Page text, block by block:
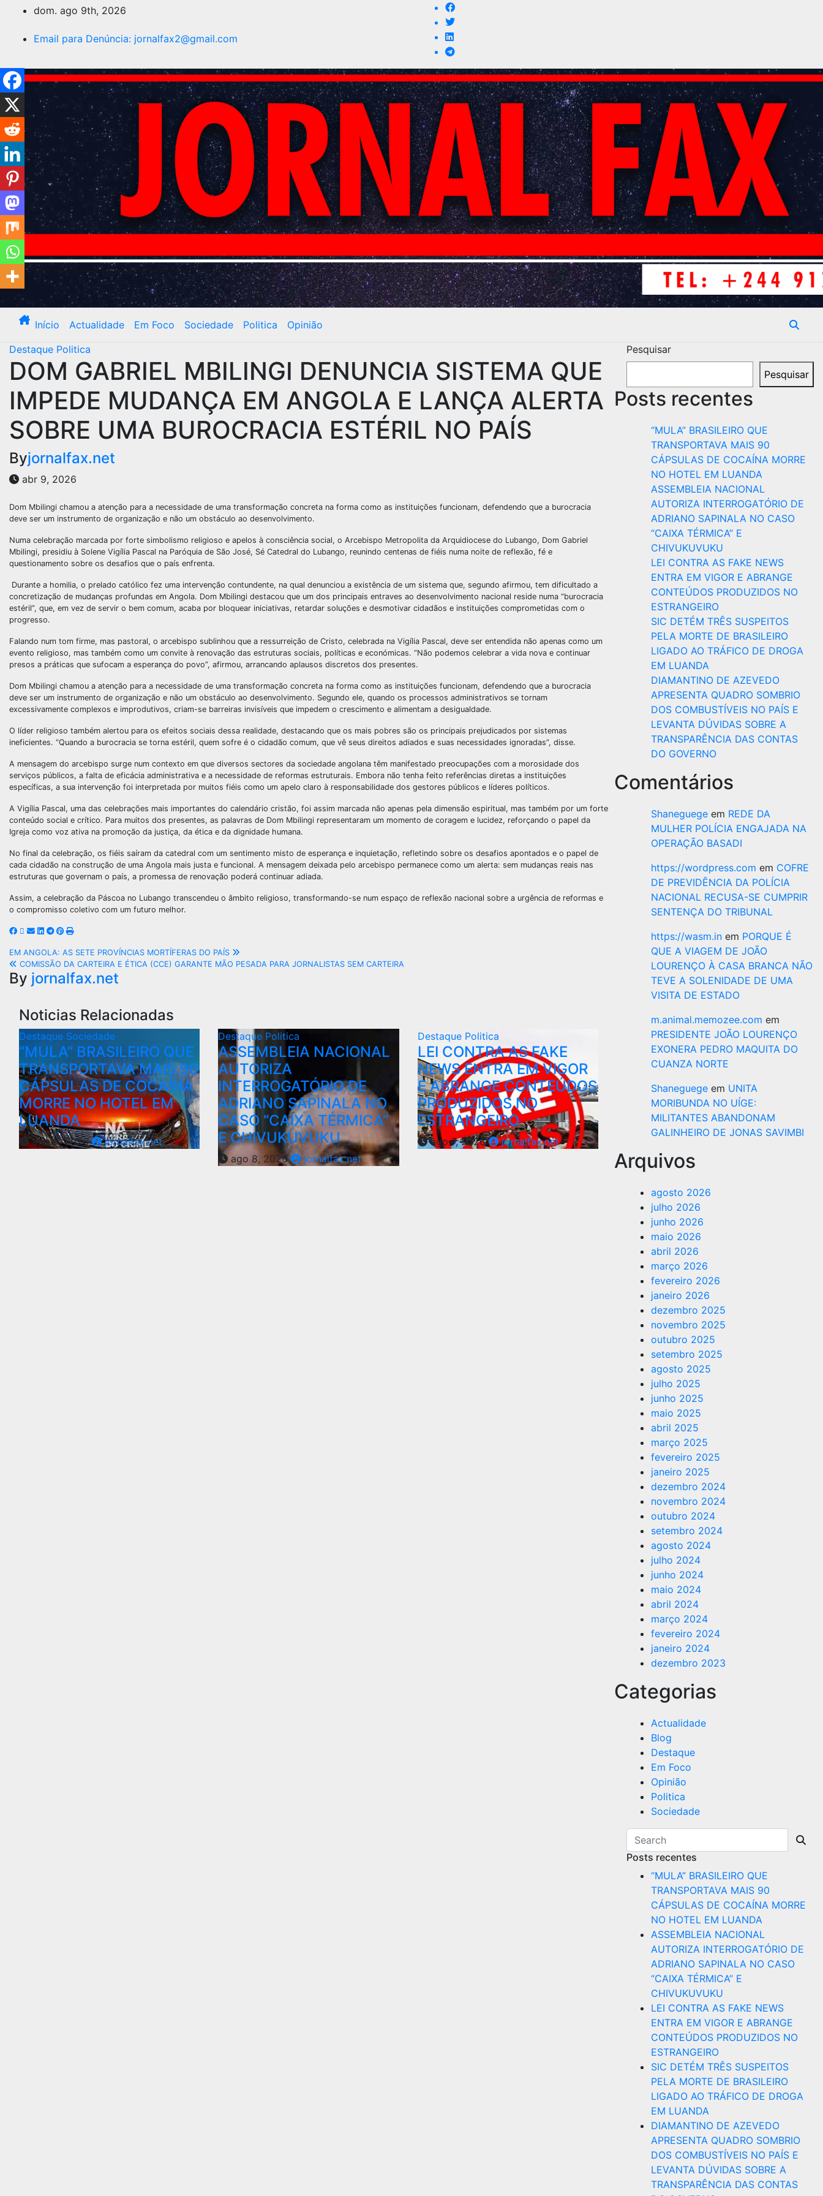
dom. ago 9th, 2026
Email para Denúncia: jornalfax2@gmail.com
Início Actualidade Em Foco Sociedade Politica
Opinião
Destaque Politica
DOM GABRIEL MBILINGI DENUNCIA SISTEMA QUE
IMPEDE MUDANÇA EM ANGOLA E LANÇA ALERTA
SOBRE UMA BUROCRACIA ESTÉRIL NO PAÍS
Byjornalfax.net
abr 9, 2026
Dom Mbilingi chamou a atenção para a necessidade de uma transformação concreta na forma como as instituições funcionam, defendendo que a burocracia
deve ser um instrumento de organização e não um obstáculo ao desenvolvimento.
Numa celebração marcada por forte simbolismo religioso e apelos à consciência social, o Arcebispo Metropolita da Arquidiocese do Lubango, Dom Gabriel
Mbilingi, presidiu à Solene Vigília Pascal na Paróquia de São José, Sé Catedral do Lubango, reunindo centenas de fiéis numa noite de reflexão, fé e
questionamento sobre os desafios que o país enfrenta.
Durante a homilia, o prelado católico fez uma intervenção contundente, na qual denunciou a existência de um sistema que, segundo afirmou, tem dificultado a
concretização de mudanças profundas em Angola. Dom Mbilingi destacou que um dos principais entraves ao desenvolvimento nacional reside numa “burocracia
estéril”, que, em vez de servir o bem comum, acaba por bloquear iniciativas, retardar soluções e desmotivar cidadãos e instituições comprometidas com o
progresso.
Falando num tom firme, mas pastoral, o arcebispo sublinhou que a ressurreição de Cristo, celebrada na Vigília Pascal, deve ser entendida não apenas como um
evento religioso, mas também como um convite à renovação das estruturas sociais, políticas e económicas. “Não podemos celebrar a vida nova e continuar
presos a práticas que sufocam a esperança do povo”, afirmou, arrancando aplausos discretos dos presentes.
Dom Mbilingi chamou a atenção para a necessidade de uma transformação concreta na forma como as instituições funcionam, defendendo que a burocracia
deve ser um instrumento de organização e não um obstáculo ao desenvolvimento. Segundo ele, quando os processos administrativos se tornam
excessivamente complexos e improdutivos, criam-se barreiras invisíveis que impedem o crescimento e alimentam a desigualdade.
O líder religioso também alertou para os efeitos sociais dessa realidade, destacando que os mais pobres são os principais prejudicados por sistemas
ineficientes. “Quando a burocracia se torna estéril, quem sofre é o cidadão comum, que vê seus direitos adiados e suas necessidades ignoradas”, disse.
A mensagem do arcebispo surge num contexto em que diversos sectores da sociedade angolana têm manifestado preocupações com a morosidade dos
serviços públicos, a falta de eficácia administrativa e a necessidade de reformas estruturais. Embora não tenha feito referências diretas a instituições
específicas, a sua intervenção foi interpretada por muitos fiéis como um apelo claro à responsabilidade dos gestores públicos e líderes políticos.
A Vigília Pascal, uma das celebrações mais importantes do calendário cristão, foi assim marcada não apenas pela dimensão espiritual, mas também por um forte
conteúdo social e crítico. Para muitos dos presentes, as palavras de Dom Mbilingi representaram um momento de coragem e lucidez, reforçando o papel da
Igreja como voz ativa na promoção da justiça, da ética e da dignidade humana.
No final da celebração, os fiéis saíram da catedral com um sentimento misto de esperança e inquietação, refletindo sobre os desafios apontados e o papel de
cada cidadão na construção de uma Angola mais justa e funcional. A mensagem deixada pelo arcebispo permanece como um alerta: sem mudanças reais nas
estruturas que governam o país, a promessa de renovação poderá continuar adiada.
Assim, a celebração da Páscoa no Lubango transcendeu o âmbito religioso, transformando-se num espaço de reflexão nacional sobre a urgência de reformas e
o compromisso coletivo com um futuro melhor.
EM ANGOLA: AS SETE PROVÍNCIAS MORTÍFERAS DO PAÍS
COMISSÃO DA CARTEIRA E ÉTICA (CCE) GARANTE MÃO PESADA PARA JORNALISTAS SEM CARTEIRA
By jornalfax.net
Noticias Relacionadas
Destaque Sociedade
“MULA” BRASILEIRO QUE
TRANSPORTAVA MAIS 90
CÁPSULAS DE COCAÍNA
MORRE NO HOTEL EM
LUANDA
ago 8, 2026 jornalfax.net
Destaque Politica
ASSEMBLEIA NACIONAL
AUTORIZA
INTERROGATÓRIO DE
ADRIANO SAPINALA NO
CASO “CAIXA TÉRMICA”
E CHIVUKUVUKU
ago 8, 2026 jornalfax.net
Destaque Politica
LEI CONTRA AS FAKE
NEWS ENTRA EM VIGOR
E ABRANGE CONTEÚDOS
PRODUZIDOS NO
ESTRANGEIRO
ago 7, 2026 jornalfax.net
Pesquisar
Pesquisar
Posts recentes
“MULA” BRASILEIRO QUE
TRANSPORTAVA MAIS 90
CÁPSULAS DE COCAÍNA MORRE
NO HOTEL EM LUANDA
ASSEMBLEIA NACIONAL
AUTORIZA INTERROGATÓRIO DE
ADRIANO SAPINALA NO CASO
“CAIXA TÉRMICA” E
CHIVUKUVUKU
LEI CONTRA AS FAKE NEWS
ENTRA EM VIGOR E ABRANGE
CONTEÚDOS PRODUZIDOS NO
ESTRANGEIRO
SIC DETÉM TRÊS SUSPEITOS
PELA MORTE DE BRASILEIRO
LIGADO AO TRÁFICO DE DROGA
EM LUANDA
DIAMANTINO DE AZEVEDO
APRESENTA QUADRO SOMBRIO
DOS COMBUSTÍVEIS NO PAÍS E
LEVANTA DÚVIDAS SOBRE A
TRANSPARÊNCIA DAS CONTAS
DO GOVERNO
Comentários
Shaneguege em REDE DA
MULHER POLÍCIA ENGAJADA NA
OPERAÇÃO BASADI
https://wordpress.com em COFRE
DE PREVIDÊNCIA DA POLÍCIA
NACIONAL RECUSA-SE CUMPRIR
SENTENÇA DO TRIBUNAL
https://wasm.in em PORQUE É
QUE A VIAGEM DE JOÃO
LOURENÇO À CASA BRANCA NÃO
TEVE A SOLENIDADE DE UMA
VISITA DE ESTADO
m.animal.memozee.com em
PRESIDENTE JOÃO LOURENÇO
EXONERA PEDRO MAQUITA DO
CUANZA NORTE
Shaneguege em UNITA
MORIBUNDA NO UÍGE:
MILITANTES ABANDONAM
GALINHEIRO DE JONAS SAVIMBI
Arquivos
agosto 2026
julho 2026
junho 2026
maio 2026
abril 2026
março 2026
fevereiro 2026
janeiro 2026
dezembro 2025
novembro 2025
outubro 2025
setembro 2025
agosto 2025
julho 2025
junho 2025
maio 2025
abril 2025
março 2025
fevereiro 2025
janeiro 2025
dezembro 2024
novembro 2024
outubro 2024
setembro 2024
agosto 2024
julho 2024
junho 2024
maio 2024
abril 2024
março 2024
fevereiro 2024
janeiro 2024
dezembro 2023
Categorias
Actualidade
Blog
Destaque
Em Foco
Opinião
Politica
Sociedade
Posts recentes
“MULA” BRASILEIRO QUE
TRANSPORTAVA MAIS 90
CÁPSULAS DE COCAÍNA MORRE
NO HOTEL EM LUANDA
ASSEMBLEIA NACIONAL
AUTORIZA INTERROGATÓRIO DE
ADRIANO SAPINALA NO CASO
“CAIXA TÉRMICA” E
CHIVUKUVUKU
LEI CONTRA AS FAKE NEWS
ENTRA EM VIGOR E ABRANGE
CONTEÚDOS PRODUZIDOS NO
ESTRANGEIRO
SIC DETÉM TRÊS SUSPEITOS
PELA MORTE DE BRASILEIRO
LIGADO AO TRÁFICO DE DROGA
EM LUANDA
DIAMANTINO DE AZEVEDO
APRESENTA QUADRO SOMBRIO
DOS COMBUSTÍVEIS NO PAÍS E
LEVANTA DÚVIDAS SOBRE A
TRANSPARÊNCIA DAS CONTAS